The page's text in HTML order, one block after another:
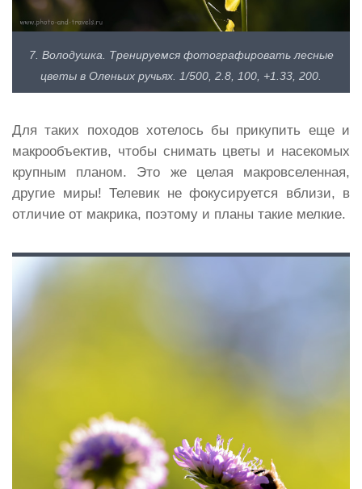
7. Володушка. Тренируемся фотографировать лесные
цветы в Оленьих ручьях. 1/500, 2.8, 100, +1.33, 200.
Для таких походов хотелось бы прикупить еще и
макрообъектив, чтобы снимать цветы и насекомых
крупным планом. Это же целая макровселенная,
другие миры! Телевик не фокусируется вблизи, в
отличие от макрика, поэтому и планы такие мелкие.